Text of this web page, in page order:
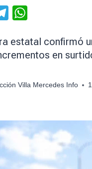
Telegram
estatal confirmó
en
Villa Mercedes Info